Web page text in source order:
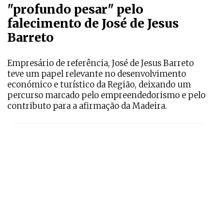
"profundo pesar" pelo
falecimento de José de Jesus
Barreto
Empresário de referência, José de Jesus Barreto
teve um papel relevante no desenvolvimento
económico e turístico da Região, deixando um
percurso marcado pelo empreendedorismo e pelo
contributo para a afirmação da Madeira.